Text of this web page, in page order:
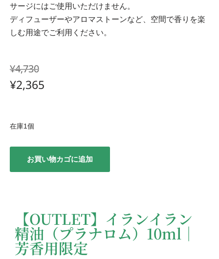
サージにはご使用いただけません。
ディフューザーやアロマストーンなど、空間で香りを楽
しむ用途でご利用ください。
¥4,730
¥2,365
在庫1個
お買い物カゴに追加
【OUTLET】イランイラン
精油（プラナロム）10ml｜
芳香用限定